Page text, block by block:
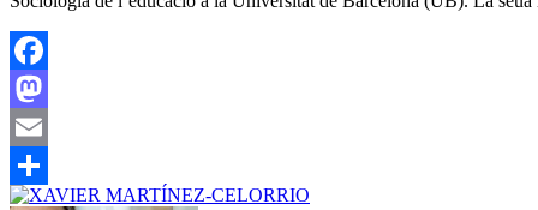
Facebook
Mastodon
Email
Share